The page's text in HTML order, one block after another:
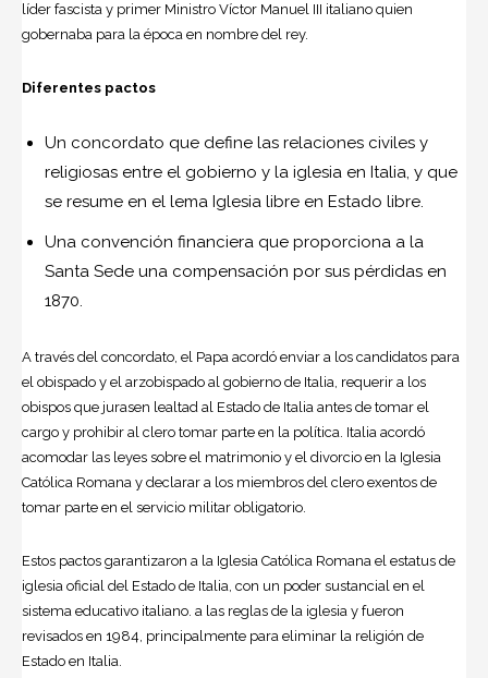
líder fascista y primer Ministro Víctor Manuel III italiano quien
gobernaba para la época en nombre del rey.
Diferentes pactos
Un concordato que define las relaciones civiles y
religiosas entre el gobierno y la iglesia en Italia, y que
se resume en el lema Iglesia libre en Estado libre.
Una convención financiera que proporciona a la
Santa Sede una compensación por sus pérdidas en
1870.
A través del concordato, el Papa acordó enviar a los candidatos para
el obispado y el arzobispado al gobierno de Italia, requerir a los
obispos que jurasen lealtad al Estado de Italia antes de tomar el
cargo y prohibir al clero tomar parte en la política. Italia acordó
acomodar las leyes sobre el matrimonio y el divorcio en la Iglesia
Católica Romana y declarar a los miembros del clero exentos de
tomar parte en el servicio militar obligatorio.
Estos pactos garantizaron a la Iglesia Católica Romana el estatus de
iglesia oficial del Estado de Italia, con un poder sustancial en el
sistema educativo italiano. a las reglas de la iglesia y fueron
revisados en 1984, principalmente para eliminar la religión de
Estado en Italia.